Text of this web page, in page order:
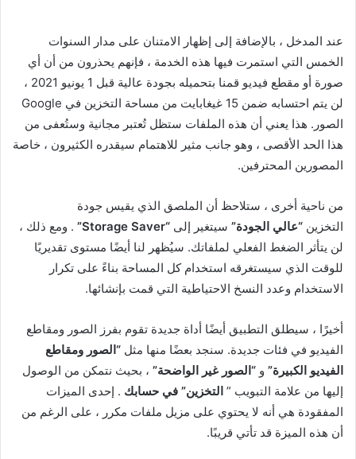
عند المدخل ، بالإضافة إلى إظهار الامتنان على مدار السنوات
الخمس التي استمرت فيها هذه الخدمة ، فإنهم يحذرون من أن أي
صورة أو مقطع فيديو قمنا بتحميله بجودة عالية قبل 1 يونيو 2021 ،
لن يتم احتسابه ضمن 15 غيغابايت من مساحة التخزين في Google
الصور. هذا يعني أن هذه الملفات ستظل تُعتبر مجانية وستُعفى من
هذا الحد الأقصى ، وهو جانب مثير للاهتمام سيقدره الكثيرون ، خاصة
المصورين المحترفين.
من ناحية أخرى ، ستلاحظ أن الملصق الذي يقيس جودة
التخزين “عالي الجودة” سيتغير إلى “Storage Saver”
. ومع ذلك ،
لن يتأثر الضغط الفعلي لملفاتك. سيُظهر لنا أيضًا مستوى تقديريًا
للوقت الذي سيستغرقه استخدام كل المساحة بناءً على تكرار
الاستخدام وعدد النسخ الاحتياطية التي قمت بإنشائها.
أخيرًا ، سيطلق التطبيق أيضًا أداة جديدة تقوم بفرز الصور ومقاطع
الفيديو في فئات جديدة. سنجد بعضًا منها مثل “الصور ومقاطع
الفيديو الكبيرة” و “الصور غير الواضحة” ، بحيث نتمكن من الوصول
إليها من علامة التبويب ” التخزين” في حسابك . إحدى الميزات
المفقودة هي أنه لا يحتوي على مزيل ملفات مكرر ، على الرغم من
أن هذه الميزة قد تأتي قريبًا.